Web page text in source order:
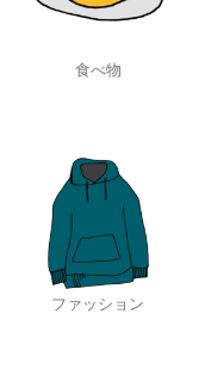
食べ物
ファッション